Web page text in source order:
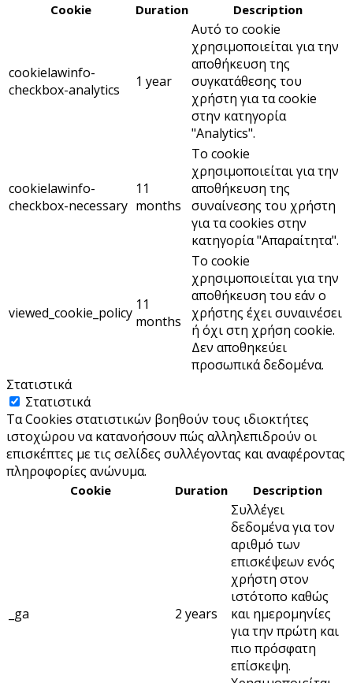
Cookie Duration Description
cookielawinfo-
checkbox-analytics
1 year
Αυτό το cookie
χρησιμοποιείται για την
αποθήκευση της
συγκατάθεσης του
χρήστη για τα cookie
στην κατηγορία
"Analytics".
cookielawinfo-
checkbox-necessary
11
months
Το cookie
χρησιμοποιείται για την
αποθήκευση της
συναίνεσης του χρήστη
για τα cookies στην
κατηγορία "Απαραίτητα".
viewed_cookie_policy 11
months
Το cookie
χρησιμοποιείται για την
αποθήκευση του εάν ο
χρήστης έχει συναινέσει
ή όχι στη χρήση cookie.
Δεν αποθηκεύει
προσωπικά δεδομένα.
Στατιστικά
Στατιστικά
Τα Cookies στατιστικών βοηθούν τους ιδιοκτήτες
ιστοχώρου να κατανοήσουν πώς αλληλεπιδρούν οι
επισκέπτες με τις σελίδες συλλέγοντας και αναφέροντας
πληροφορίες ανώνυμα.
Cookie Duration Description
_ga 2 years
Συλλέγει
δεδομένα για τον
αριθμό των
επισκέψεων ενός
χρήστη στον
ιστότοπο καθώς
και ημερομηνίες
για την πρώτη και
πιο πρόσφατη
επίσκεψη.